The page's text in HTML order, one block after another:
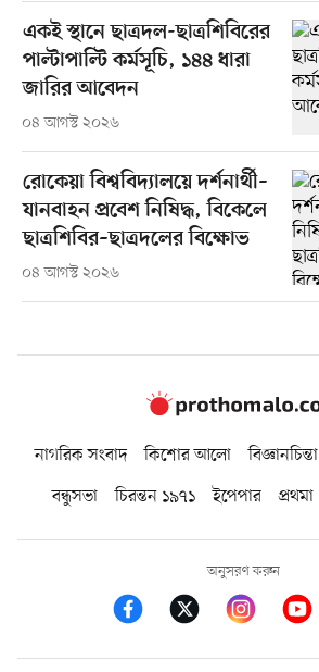
একই স্থানে ছাত্রদল-ছাত্রশিবিরের
পাল্টাপাল্টি কর্মসূচি, ১৪৪ ধারা
জারির আবেদন
০৪ আগস্ট ২০২৬
রোকেয়া বিশ্ববিদ্যালয়ে দর্শনার্থী–
যানবাহন প্রবেশ নিষিদ্ধ, বিকেলে
ছাত্রশিবির–ছাত্রদলের বিক্ষোভ
০৪ আগস্ট ২০২৬
নাগরিক সংবাদ কিশোর আলো বিজ্ঞানচিন্তা
বন্ধুসভা
চিরন্তন ১৯৭১ ইপেপার প্রথমা
অনুসরণ করুন